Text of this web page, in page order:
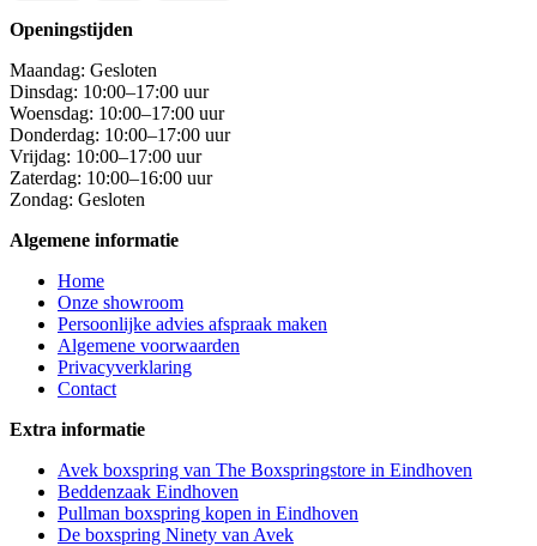
Openingstijden
Maandag: Gesloten
Dinsdag: 10:00–17:00 uur
Woensdag: 10:00–17:00 uur
Donderdag: 10:00–17:00 uur
Vrijdag: 10:00–17:00 uur
Zaterdag: 10:00–16:00 uur
Zondag: Gesloten
Algemene informatie
Home
Onze showroom
Persoonlijke advies afspraak maken
Algemene voorwaarden
Privacyverklaring
Contact
Extra informatie
Avek boxspring van The Boxspringstore in Eindhoven
Beddenzaak Eindhoven
Pullman boxspring kopen in Eindhoven
De boxspring Ninety van Avek